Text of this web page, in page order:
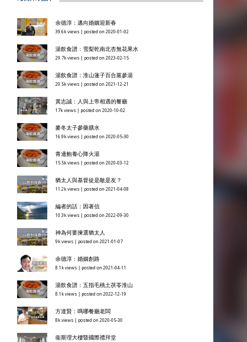
余德淳：邁向婚姻迎新春
39.6k views posted on 2020-01-02
湯飲食譜：雪梨乾南北杏無花果水
29.7k views posted on 2023-02-15
湯飲食譜：淮山蓮子百合黨參湯
20.5k views posted on 2021-12-21
黃志誠：人與上帝相遇的餐廳
17k views posted on 2020-10-02
麥冬太子參藥膳水
16.9k views posted on 2020-05-30
青邊鮑養心降火湯
15.5k views posted on 2020-03-12
猶太人與基督徒是敵是友？
11.2k views posted on 2021-04-08
編者的話：因著信
10.3k views posted on 2022-09-30
神為何要揀選猶太人
9k views posted on 2021-01-07
余德淳：婚姻創路
8.1k views posted on 2021-04-11
湯飲食譜：五指毛桃土茯苓淮山
8.1k views posted on 2022-12-19
方達賢：嗎哪餐廳老闆
8k views posted on 2020-05-30
衞斯理大樓暨國際禮拜堂